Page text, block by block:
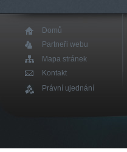
Domů
Partneři webu
Mapa stránek
Kontakt
Právní ujednání